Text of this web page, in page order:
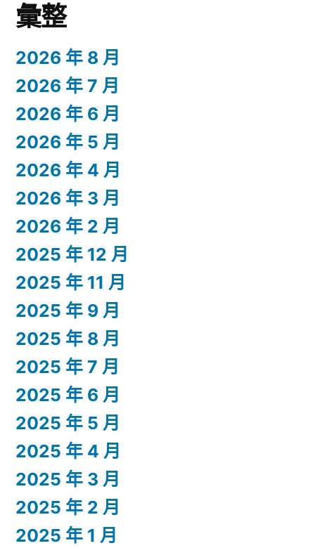
彙整
2026 年 8 月
2026 年 7 月
2026 年 6 月
2026 年 5 月
2026 年 4 月
2026 年 3 月
2026 年 2 月
2025 年 12 月
2025 年 11 月
2025 年 9 月
2025 年 8 月
2025 年 7 月
2025 年 6 月
2025 年 5 月
2025 年 4 月
2025 年 3 月
2025 年 2 月
2025 年 1 月